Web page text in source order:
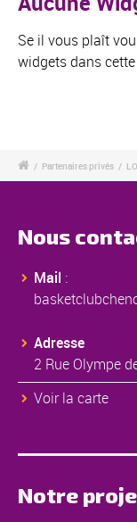
Se il vous plaît
widgets dans
/ Partenaires privés /
Nous
Mail :
Adresse
2 Rue Olympe
Voir la carte
Notre